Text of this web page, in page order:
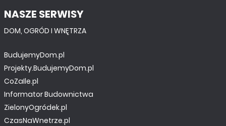
NASZE SERWISY
DOM, OGRÓD I WNĘTRZA
BudujemyDom.pl
Projekty.BudujemyDom.pl
CoZaIle.pl
Informator Budownictwa
ZielonyOgródek.pl
CzasNaWnetrze.pl